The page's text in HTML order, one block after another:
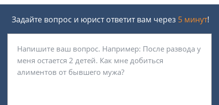
Задайте вопрос и юрист ответит вам через 5 минут!